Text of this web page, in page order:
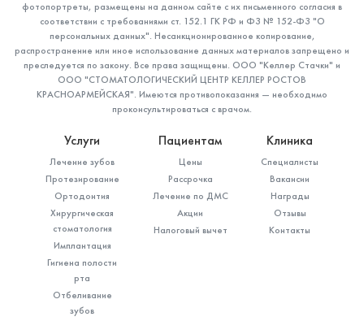
фотопортреты, размещены на данном сайте с их письменного согласия в
соответствии с требованиями ст. 152.1 ГК РФ и ФЗ № 152-ФЗ "О
персональных данных". Несанкционированное копирование,
распространение или иное использование данных материалов запрещено и
преследуется по закону. Все права защищены. ООО "Келлер Стачки" и
ООО "СТОМАТОЛОГИЧЕСКИЙ ЦЕНТР КЕЛЛЕР РОСТОВ
КРАСНОАРМЕЙСКАЯ". Имеются противопоказания — необходимо
проконсультироваться с врачом.
Услуги
Лечение зубов
Протезирование
Ортодонтия
Хирургическая
стоматология
Имплантация
Гигиена полости
рта
Отбеливание
зубов
Пациентам
Цены
Рассрочка
Лечение по ДМС
Акции
Налоговый вычет
Клиника
Специалисты
Вакансии
Награды
Отзывы
Контакты